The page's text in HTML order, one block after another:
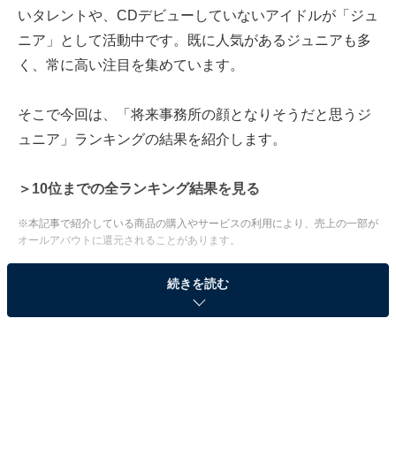
いタレントや、CDデビューしていないアイドルが「ジュ
ニア」として活動中です。既に人気があるジュニアも多
く、常に高い注目を集めています。
そこで今回は、「将来事務所の顔となりそうだと思うジ
ュニア」ランキングの結果を紹介します。
＞10位までの全ランキング結果を見る
※本記事で紹介している商品の購入やサービスの利用により、売上の一部が
オールアバウトに還元されることがあります。
2位：猪狩蒼弥（KEY TO LIT）／49票
続きを読む